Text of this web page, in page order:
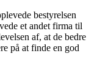
bestyrelsen
et andet firma til
af, at de bedre
på at finde en god